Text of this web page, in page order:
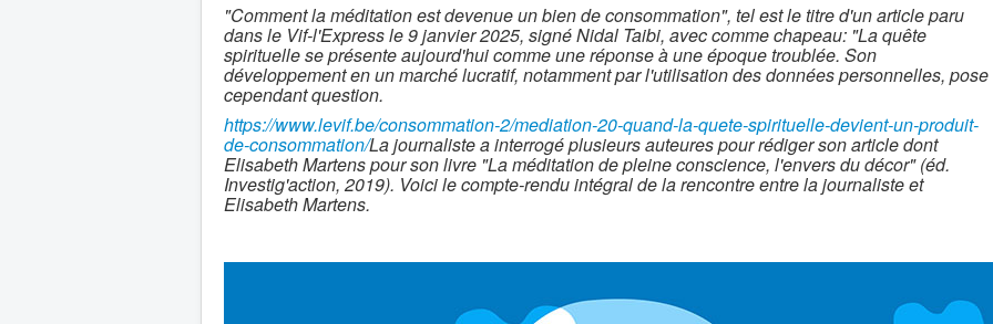
"Comment la méditation est devenue un bien de consommation", tel est le titre d'un article paru
dans le Vif-l'Express le 9 janvier 2025, signé Nidal Taibi, avec comme chapeau: "La quête
spirituelle se présente aujourd'hui comme une réponse à une époque troublée. Son
développement en un marché lucratif, notamment par l'utilisation des données personnelles, pose
cependant question.
https://www.levif.be/consommation-2/mediation-20-quand-la-quete-spirituelle-devient-un-produit-
de-consommation/La journaliste a interrogé plusieurs auteures pour rédiger son article dont
Elisabeth Martens pour son livre "La méditation de pleine conscience, l'envers du décor" (éd.
Investig'action, 2019). Voici le compte-rendu intégral de la rencontre entre la journaliste et
Elisabeth Martens.